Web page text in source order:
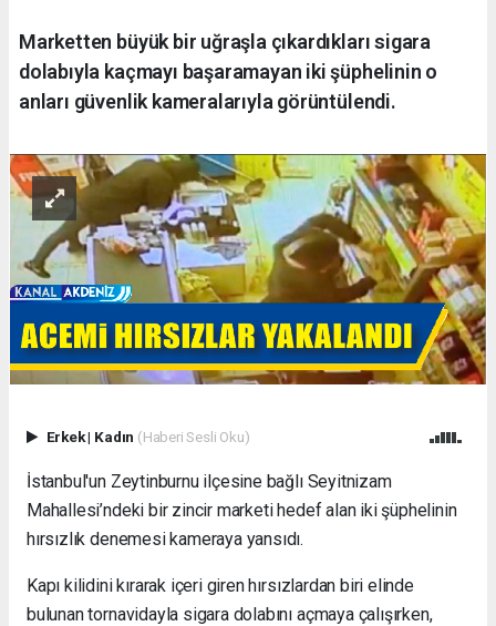
Marketten büyük bir uğraşla çıkardıkları sigara
dolabıyla kaçmayı başaramayan iki şüphelinin o
anları güvenlik kameralarıyla görüntülendi.
Erkek| Kadın (Haberi Sesli Oku)
İstanbul'un Zeytinburnu ilçesine bağlı Seyitnizam
Mahallesi’ndeki bir zincir marketi hedef alan iki şüphelinin
hırsızlık denemesi kameraya yansıdı.
Kapı kilidini kırarak içeri giren hırsızlardan biri elinde
bulunan tornavidayla sigara dolabını açmaya çalışırken,